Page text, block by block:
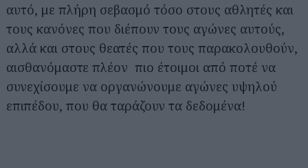
αυτό, με πλήρη σεβασμό τόσο στους αθλητές και
τους κανόνες που διέπουν τους αγώνες αυτούς,
αλλά και στους θεατές που τους παρακολουθούν,
αισθανόμαστε πλέον πιο έτοιμοι από ποτέ να
συνεχίσουμε να οργανώνουμε αγώνες υψηλού
επιπέδου, που θα ταράζουν τα δεδομένα!